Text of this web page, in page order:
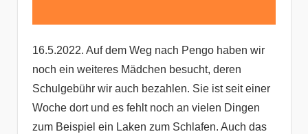
16.5.2022. Auf dem Weg nach Pengo haben wir
noch ein weiteres Mädchen besucht, deren
Schulgebühr wir auch bezahlen. Sie ist seit einer
Woche dort und es fehlt noch an vielen Dingen
zum Beispiel ein Laken zum Schlafen. Auch das